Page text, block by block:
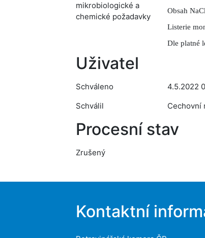
mikrobiologické a
chemické požadavky
Obsah
Listerie
Dle platné
Uživatel
Schváleno
4.5.2022
Schválil
Cechovní
Procesní stav
Zrušený
Kontaktní